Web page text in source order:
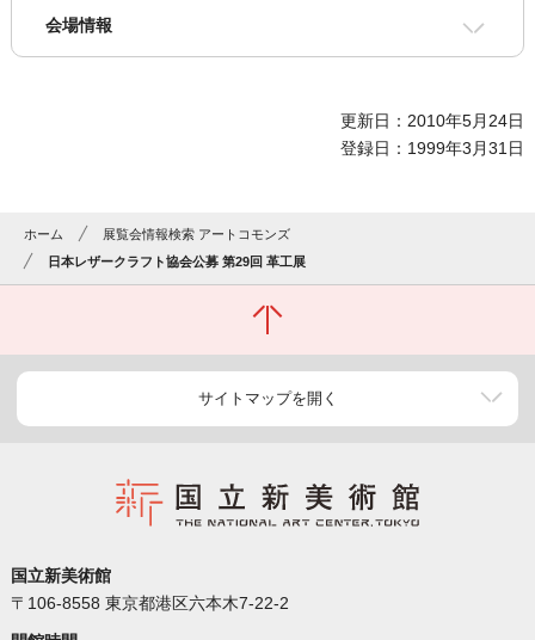
会場情報
更新日：2010年5月24日
登録日：1999年3月31日
ホーム
展覧会情報検索 アートコモンズ
日本レザークラフト協会公募 第29回 革工展
サイトマップを開く
国立新美術館
〒106-8558 東京都港区六本木7-22-2